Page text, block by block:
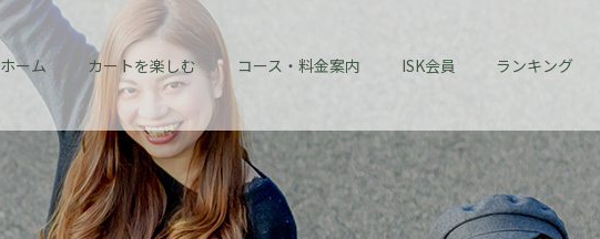
ホーム カートを楽しむ コース・料金案内 ISK会員 ランキング